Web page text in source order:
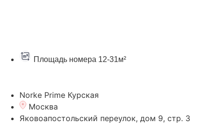
Площадь номера 12-31м²
Norke Prime Курская
Москва
Яковоапостольский переулок, дом 9, стр. 3